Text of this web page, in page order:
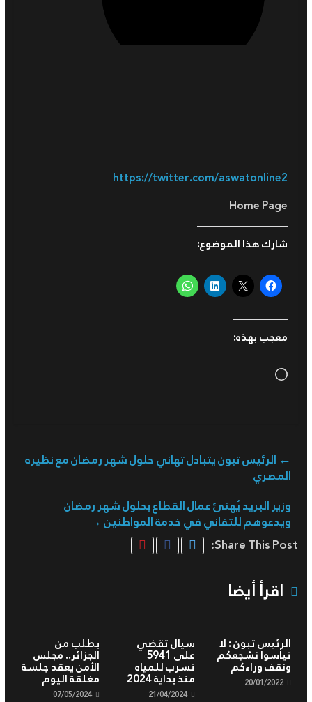
https://twitter.com/aswatonline2
Home Page
شارك هذا الموضوع:
معجب بهذه:
Loading…
← الرئيس تبون يتبادل تهاني حلول شهر رمضان مع نظيره
المصري
وزير البريد يُهنئ عمال القطاع بحلول شهر رمضان
ويدعوهم للتفاني في خدمة المواطنين →
Share This Post:
اقرأ أيضا
الرئيس تبون : لا
تيأسوا نشجعكم
ونقف وراءكم
20/01/2022
سيال تقضي
على 5941
تسرب للمياه
منذ بداية 2024
21/04/2024
بطلب من
الجزائر.. مجلس
الأمن يعقد جلسة
مغلقة اليوم
07/05/2024